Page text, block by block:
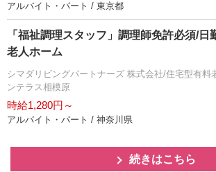
アルバイト・パート / 東京都
「福祉調理スタッフ」調理師免許必須/日
老人ホーム
シマダリビングパートナーズ 株式会社/住宅型有料
ンテラス相模原
時給1,280円～
アルバイト・パート / 神奈川県
続きはこちら